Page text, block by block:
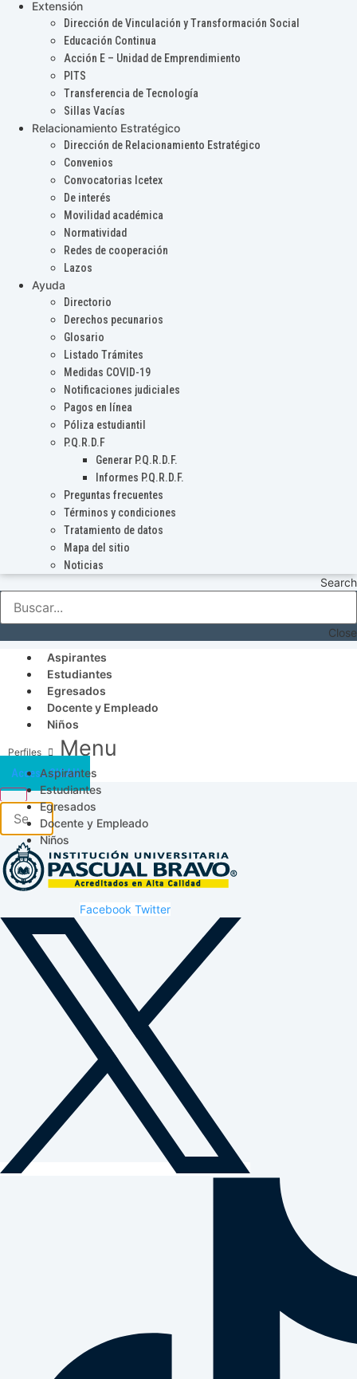
Extensión
Dirección de Vinculación y Transformación Social
Educación Continua
Acción E – Unidad de Emprendimiento
PITS
Transferencia de Tecnología
Sillas Vacías
Relacionamiento Estratégico
Dirección de Relacionamiento Estratégico
Convenios
Convocatorias Icetex
De interés
Movilidad académica
Normatividad
Redes de cooperación
Lazos
Ayuda
Directorio
Derechos pecunarios
Glosario
Listado Trámites
Medidas COVID-19
Notificaciones judiciales
Pagos en línea
Póliza estudiantil
P.Q.R.D.F
Generar P.Q.R.D.F.
Informes P.Q.R.D.F.
Preguntas frecuentes
Términos y condiciones
Tratamiento de datos
Mapa del sitio
Noticias
Search
Close
Aspirantes
Estudiantes
Egresados
Docente y Empleado
Niños
Menu
Aspirantes
Estudiantes
Egresados
Docente y Empleado
Niños
Acceso SICAU
Facebook Twitter